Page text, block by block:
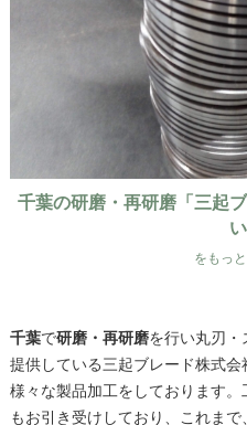
千葉の研磨・再研磨「三起
をもっ
千葉で研磨・再研磨を行い丸刃・
提供している三起ブレード株式
様々な製品加工をしております
もお引き受けしており、これま